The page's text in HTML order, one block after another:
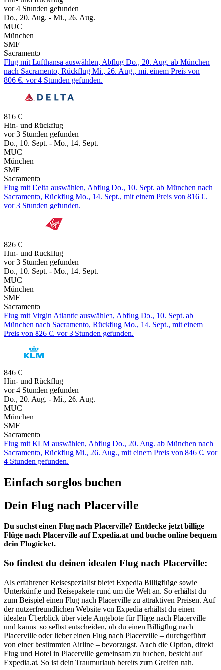
vor 4 Stunden gefunden
Do., 20. Aug. - Mi., 26. Aug.
MUC
München
SMF
Sacramento
Flug mit Lufthansa auswählen, Abflug Do., 20. Aug. ab München
nach Sacramento, Rückflug Mi., 26. Aug., mit einem Preis von
806 €. vor 4 Stunden gefunden.
816 €
Hin- und Rückflug
vor 3 Stunden gefunden
Do., 10. Sept. - Mo., 14. Sept.
MUC
München
SMF
Sacramento
Flug mit Delta auswählen, Abflug Do., 10. Sept. ab München nach
Sacramento, Rückflug Mo., 14. Sept., mit einem Preis von 816 €.
vor 3 Stunden gefunden.
826 €
Hin- und Rückflug
vor 3 Stunden gefunden
Do., 10. Sept. - Mo., 14. Sept.
MUC
München
SMF
Sacramento
Flug mit Virgin Atlantic auswählen, Abflug Do., 10. Sept. ab
München nach Sacramento, Rückflug Mo., 14. Sept., mit einem
Preis von 826 €. vor 3 Stunden gefunden.
846 €
Hin- und Rückflug
vor 4 Stunden gefunden
Do., 20. Aug. - Mi., 26. Aug.
MUC
München
SMF
Sacramento
Flug mit KLM auswählen, Abflug Do., 20. Aug. ab München nach
Sacramento, Rückflug Mi., 26. Aug., mit einem Preis von 846 €. vor
4 Stunden gefunden.
Einfach sorglos buchen
Dein Flug nach Placerville
Du suchst einen Flug nach Placerville? Entdecke jetzt billige
Flüge nach Placerville auf Expedia.at und buche online bequem
dein Flugticket.
So findest du deinen idealen Flug nach Placerville:
Als erfahrener Reisespezialist bietet Expedia Billigflüge sowie
Unterkünfte und Reisepakete rund um die Welt an. So erhältst du
zum Beispiel einen Flug nach Placerville zu attraktiven Preisen. Auf
der nutzerfreundlichen Website von Expedia erhältst du einen
idealen Überblick über viele Angebote für Flüge nach Placerville
und kannst so selbst entscheiden, ob du einen Billigflug nach
Placerville oder lieber einen Flug nach Placerville – durchgeführt
von einer bestimmten Airline – bevorzugst. Auch die Option, direkt
Flug und Hotel in Placerville gemeinsam zu buchen, besteht auf
Expedia.at. So ist dein Traumurlaub bereits zum Greifen nah.